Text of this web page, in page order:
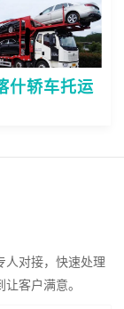
什轿车托运
人对接，快速处理
客户满意。